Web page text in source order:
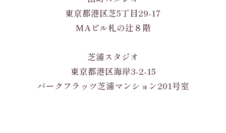
東京都港区芝5丁目29-17
MAビル札の辻８階
芝浦スタジオ
東京都港区海岸3-2-15
パークフラッツ芝浦マンション201号室